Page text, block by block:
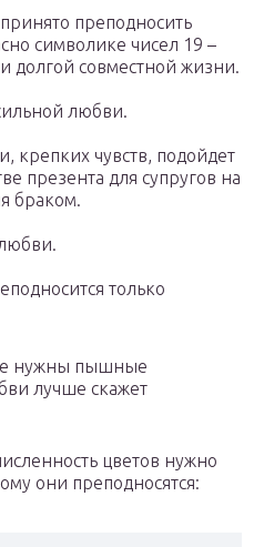
преподносить
символике чисел 19 –
и долгой совместной жизни.
любви.
крепких чувств, подойдет
презента для супругов на
браком.
только
нужны пышные
лучше скажет
цветов нужно
они преподносятся: